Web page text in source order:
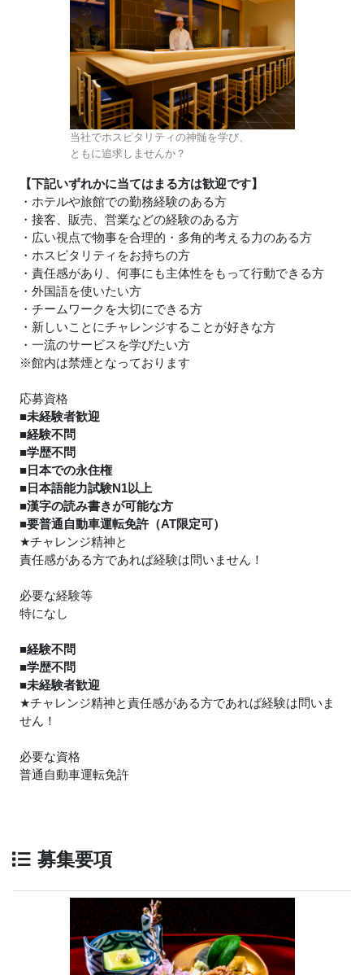
当社でホスピタリティの神髄を学び、
ともに追求しませんか？
【下記いずれかに当てはまる方は歓迎です】
・ホテルや旅館での勤務経験のある方
・接客、販売、営業などの経験のある方
・広い視点で物事を合理的・多角的考える力のある方
・ホスピタリティをお持ちの方
・責任感があり、何事にも主体性をもって行動できる方
・外国語を使いたい方
・チームワークを大切にできる方
・新しいことにチャレンジすることが好きな方
・一流のサービスを学びたい方
※館内は禁煙となっております
応募資格
■未経験者歓迎
■経験不問
■学歴不問
■日本での永住権
■日本語能力試験N1以上
■漢字の読み書きが可能な方
■要普通自動車運転免許（AT限定可）
★チャレンジ精神と
責任感がある方であれば経験は問いません！
必要な経験等
特になし
■経験不問
■学歴不問
■未経験者歓迎
★チャレンジ精神と責任感がある方であれば経験は問いま
せん！
必要な資格
普通自動車運転免許
募集要項